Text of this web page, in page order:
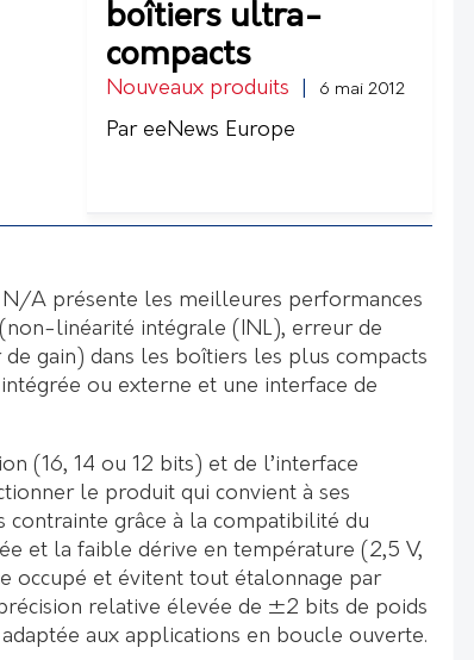
boîtiers ultra-
compacts
Nouveaux produits 6 mai 2012
Par eeNews Europe
A présente les meilleures performances
linéarité intégrale (INL), erreur de
gain) dans les boîtiers les plus compacts
ou externe et une interface de
(16, 14 ou 12 bits) et de l’interface
le produit qui convient à ses
contrainte grâce à la compatibilité du
et la faible dérive en température (2,5 V,
occupé et évitent tout étalonnage par
relative élevée de ±2 bits de poids
aux applications en boucle ouverte.